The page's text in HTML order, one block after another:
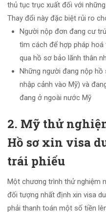
thủ tục trục xuất đối với
Thay đổi này đặc biệt rủi ro
Người nộp đơn đang cư
tìm cách để hợp pháp
qua hồ sơ bảo lãnh thân
Những người đang nộp
nhập cảnh vào Mỹ) và
đang ở ngoài nước Mỹ
2. Mỹ thử
Hồ sơ xin visa
trái phiếu
Một chương trình thử nghiệm
đối tượng nhất định xin visa
phải thanh toán một số tiền